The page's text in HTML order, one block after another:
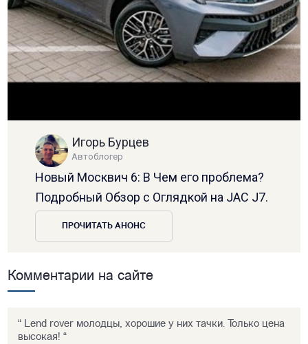
Игорь Бурцев
Автоблогер
Новый Москвич 6: В Чем его проблема?
Подробный Обзор с Оглядкой на JAC J7.
ПРОЧИТАТЬ АНОНС
Комментарии на сайте
“ Lend rover молодцы, хорошие у них тачки. Только цена
высокая! “